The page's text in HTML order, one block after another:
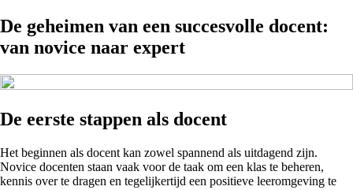
De geheimen van een succesvolle docent:
van novice naar expert
De eerste stappen als docent
Het beginnen als docent kan zowel spannend als uitdagend zijn.
Novice docenten staan vaak voor de taak om een klas te beheren,
kennis over te dragen en tegelijkertijd een positieve leeromgeving te